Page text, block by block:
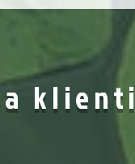
klienti